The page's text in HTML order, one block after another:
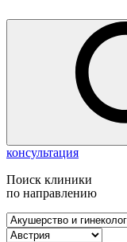
консультация
Поиск клиники
по направлению